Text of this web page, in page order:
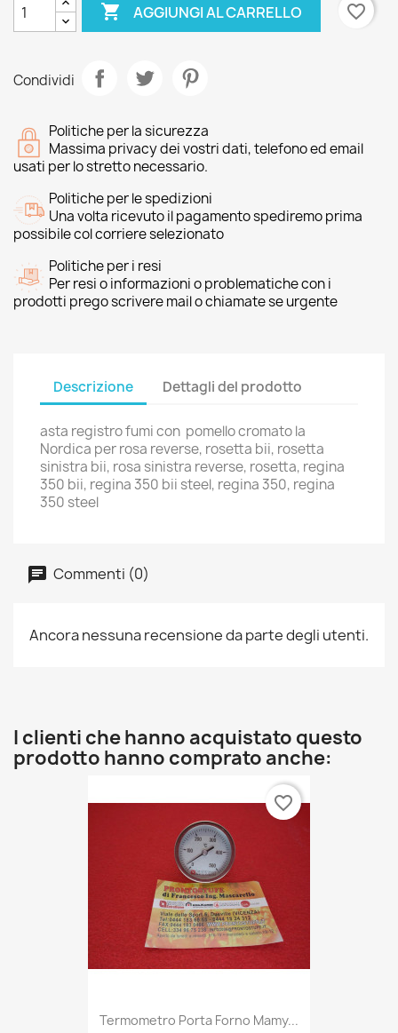
 AGGIUNGI AL CARRELLO favorite_border
Condividi
Politiche per la sicurezza
Massima privacy dei vostri dati, telefono ed email
usati per lo stretto necessario.
Politiche per le spedizioni
Una volta ricevuto il pagamento spediremo prima
possibile col corriere selezionato
Politiche per i resi
Per resi o informazioni o problematiche con i
prodotti prego scrivere mail o chiamate se urgente
Descrizione Dettagli del prodotto
asta registro fumi con pomello cromato la
Nordica per rosa reverse, rosetta bii, rosetta
sinistra bii, rosa sinistra reverse, rosetta, regina
350 bii, regina 350 bii steel, regina 350, regina
350 steel
Commenti (0)
Ancora nessuna recensione da parte degli utenti.
I clienti che hanno acquistato questo
prodotto hanno comprato anche:
Termometro Porta Forno Mamy...
favorite_border